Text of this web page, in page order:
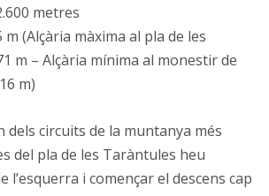
metres
m (Alçària màxima al pla de les
m – Alçària mínima al monestir de
m)
dels circuits de la muntanya més
del pla de les Taràntules heu
l’esquerra i començar el descens cap